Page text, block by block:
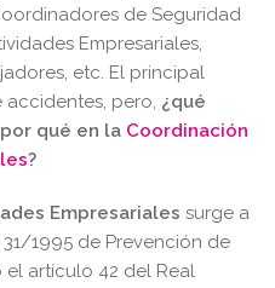
de Seguridad
Empresariales,
etc. El principal
pero, ¿qué
qué en la Coordinación
?
Empresariales surge a
1995 de Prevención de
el artículo 42 del Real